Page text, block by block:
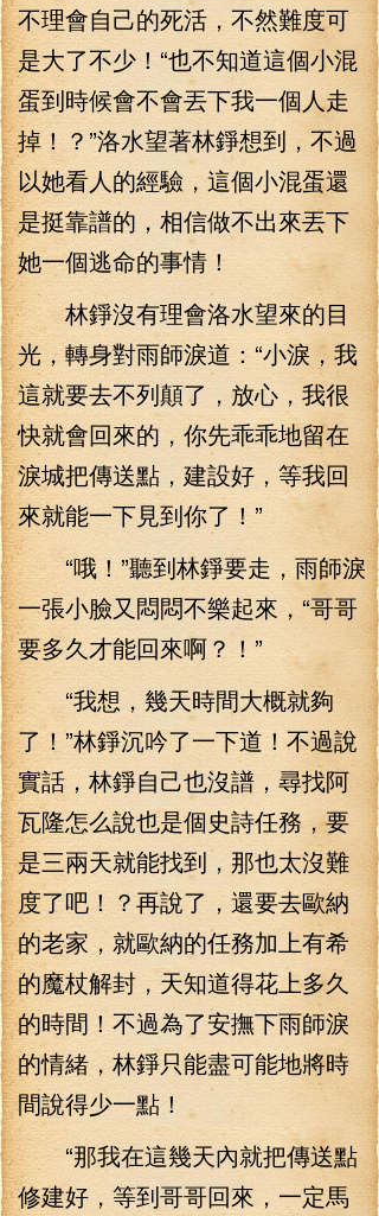
不理會自己的死活，不然難度可
是大了不少！“也不知道這個小混
蛋到時候會不會丟下我一個人走
掉！？”洛水望著林錚想到，不過
以她看人的經驗，這個小混蛋還
是挺靠譜的，相信做不出來丟下
她一個逃命的事情！
林錚沒有理會洛水望來的目
光，轉身對雨師淚道：“小淚，我
這就要去不列顛了，放心，我很
快就會回來的，你先乖乖地留在
淚城把傳送點，建設好，等我回
來就能一下見到你了！”
“哦！”聽到林錚要走，雨師淚
一張小臉又悶悶不樂起來，“哥哥
要多久才能回來啊？！”
“我想，幾天時間大概就夠
了！”林錚沉吟了一下道！不過說
實話，林錚自己也沒譜，尋找阿
瓦隆怎么說也是個史詩任務，要
是三兩天就能找到，那也太沒難
度了吧！？再說了，還要去歐納
的老家，就歐納的任務加上有希
的魔杖解封，天知道得花上多久
的時間！不過為了安撫下雨師淚
的情緒，林錚只能盡可能地將時
間說得少一點！
“那我在這幾天內就把傳送點
修建好，等到哥哥回來，一定馬